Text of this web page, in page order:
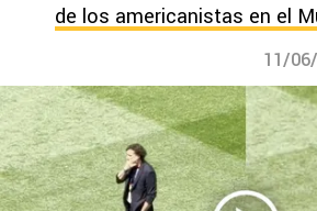
de los americanistas en el
11/